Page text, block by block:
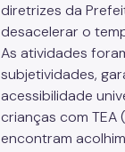
diretrizes da
desacelerar o
As atividades
subjetividades,
acessibilidade
crianças com
encontram